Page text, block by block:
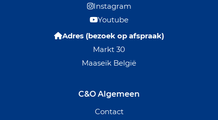
Instagram
Youtube
Adres (bezoek op afspraak)
Markt 30
Maaseik België
C&O Algemeen
Contact